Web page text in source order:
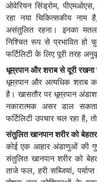
ओवेरियन सिंड्रोम,
रहा नया चिकित्सकीय
असंतुलित रहना। इनका
निश्चित रूप से प्रभावित
फर्टिलिटी के लिए पूरी तरह
धूम्रपान और शराब से दूरी
धूम्रपान और अत्यधिक शराब
है। खासतौर पर धूम्रपान
नकारात्मक असर डाल
फर्टिलिटी उपचार चल रहा है,
संतुलित खानपान शरीर को बेहतर
कोई एक आहार अंडाणुओं की
संतुलित खानपान शरीर को
ताजे फल, हरी सब्जियां,